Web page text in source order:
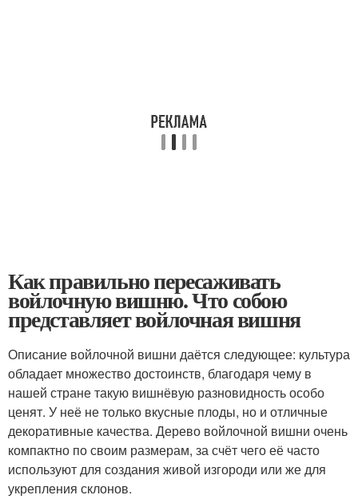
Как правильно пересаживать
войлочную вишню. Что собою
представляет войлочная вишня
Описание войлочной вишни даётся следующее: культура
обладает множество достоинств, благодаря чему в
нашей стране такую вишнёвую разновидность особо
ценят. У неё не только вкусные плоды, но и отличные
декоративные качества. Дерево войлочной вишни очень
компактно по своим размерам, за счёт чего её часто
используют для создания живой изгороди или же для
укрепления склонов.